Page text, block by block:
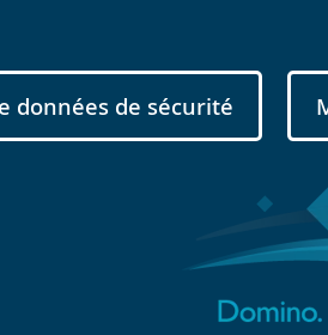
données de sécurité